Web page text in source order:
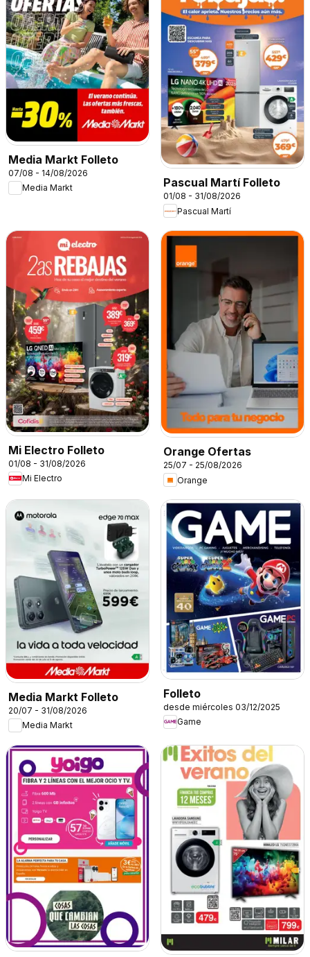
Media Markt Folleto
07/08 - 14/08/2026
Media Markt
Pascual Martí Folleto
01/08 - 31/08/2026
Pascual Martí
Mi Electro Folleto
01/08 - 31/08/2026
Mi Electro
Orange Ofertas
25/07 - 25/08/2026
Orange
Media Markt Folleto
20/07 - 31/08/2026
Media Markt
Folleto
desde miércoles 03/12/2025
Game